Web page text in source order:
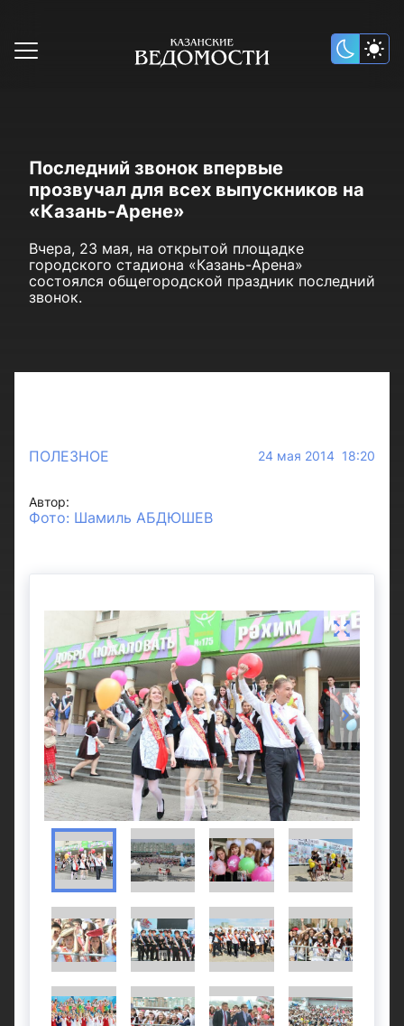
Последний звонок впервые
прозвучал для всех выпускников на
«Казань-Арене»
Вчера, 23 мая, на открытой площадке
городского стадиона «Казань-Арена»
состоялся общегородской праздник последний
звонок.
ПОЛЕЗНОЕ 24 мая 2014 18:20
Автор:
Фото: Шамиль АБДЮШЕВ